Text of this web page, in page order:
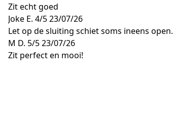
Zit echt goed
Joke E. 4/523/07/26
Let op de sluiting schiet soms ineens open.
M D. 5/523/07/26
Zit perfect en mooi!